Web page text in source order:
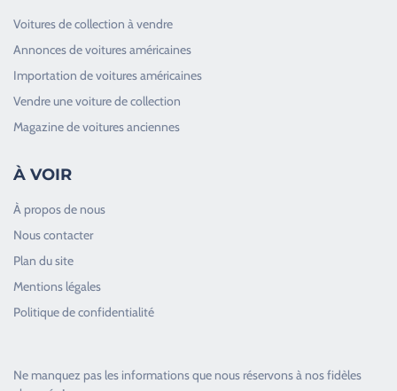
Voitures de collection à vendre
Annonces de voitures américaines
Importation de voitures américaines
Vendre une voiture de collection
Magazine de voitures anciennes
À VOIR
À propos de nous
Nous contacter
Plan du site
Mentions légales
Politique de confidentialité
Ne manquez pas les informations que nous réservons à nos fidèles
Toujours heureux d'aider les passionnés